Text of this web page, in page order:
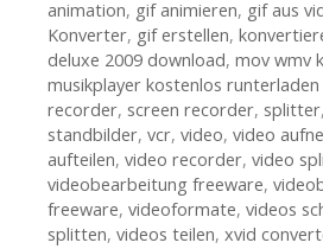
animation, gif animieren, gif aus
Konverter, gif erstellen,
deluxe 2009 download, mov wmv
musikplayer kostenlos
recorder, screen recorder, splitter,
standbilder, vcr, video, video
aufteilen, video recorder, video
videobearbeitung freeware,
freeware, videoformate, videos
splitten, videos teilen, xvid